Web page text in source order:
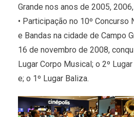
Grande nos anos de 2005,
• Participação no 10º Concurso
e Bandas na cidade de Campo
16 de novembro de 2008,
Lugar Corpo Musical; o 2º
e; o 1º Lugar Baliza.